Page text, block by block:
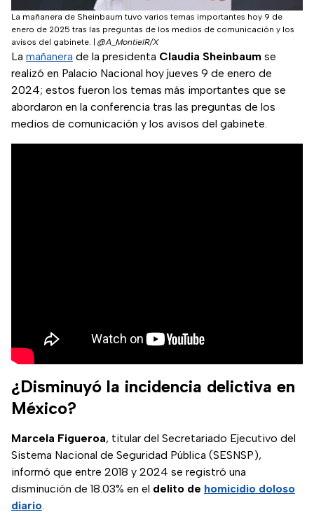
La mañanera de Sheinbaum tuvo varios temas importantes hoy 9 de
enero de 2025 tras las preguntas de los medios de comunicación y los
avisos del gabinete.
@A_MontielR/X
La mañanera de la presidenta Claudia Sheinbaum se
realizó en Palacio Nacional hoy jueves 9 de enero de
2024; estos fueron los temas más importantes que se
abordaron en la conferencia tras las preguntas de los
medios de comunicación y los avisos del gabinete.
¿Disminuyó la incidencia delictiva en
México?
Marcela Figueroa, titular del Secretariado Ejecutivo del
Sistema Nacional de Seguridad Pública (SESNSP),
informó que entre 2018 y 2024 se registró una
disminución de 18.03% en el delito de homicidio doloso
diario.